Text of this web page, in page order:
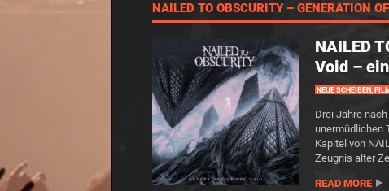
NAILED TO OBSCURITY – GENERATION
NAILED
Void –
NEUE SCHEIBEN,
Drei Jahre
unermüdlichen
Kapitel von
Zeugnis alter
READ MORE